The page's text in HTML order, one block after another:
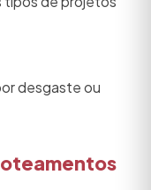
desgaste ou